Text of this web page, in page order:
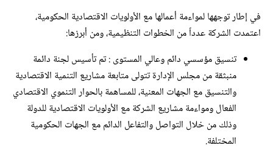
في إطار توجهها لمواءمة أعمالها مع الأولويات الاقتصادية الحكومية،
اعتمدت الشركة عدداً من الخطوات التنظيمية، ومن أبرزها:
تنسيق مؤسسي دائم وعالي المستوى : تم تأسيس لجنة دائمة
منبثقة من مجلس الإدارة تتولى متابعة مشاريع التنمية الاقتصادية
والتنسيق مع الجهات المعنية، للمساهمة بالحوار التنموي الاقتصادي
الفعال ومواءمة مشاريع الشركة مع الأولويات الاقتصادية للدولة
وذلك من خلال التواصل والتفاعل الدائم مع الجهات الحكومية
المختلفة.